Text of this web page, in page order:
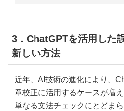
3．ChatGPTを活用した
新しい方法
近年、AI技術の進化により、
章校正に活用するケースが増
単なる文法チェックにとどま